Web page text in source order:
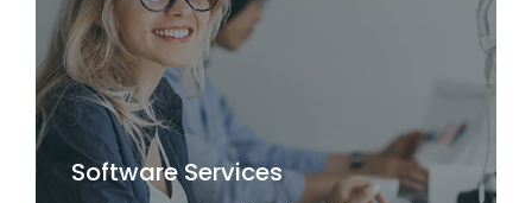
Software Services